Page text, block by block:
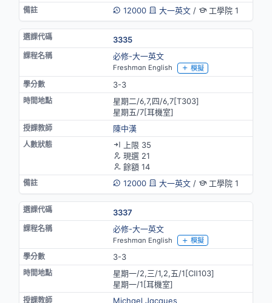
12000
大一英文/ 工學院 1
3335
必修-大一英文
Freshman English 模擬
3-3
星期二/6,7,四/6,7[T303]
星期五/7[耳機室]
陳中漢
上限 35
現選 21
餘額 14
12000
大一英文/ 工學院 1
3337
必修-大一英文
Freshman English 模擬
3-3
星期一/2,三/1,2,五/1[CⅡ103]
星期一/1[耳機室]
Michael Jacques